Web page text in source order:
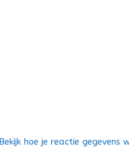
Bekijk hoe je reactie gegevens